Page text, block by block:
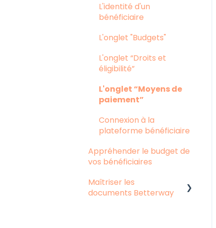
La sortie d'un
collaborateur
L'identité d'un
bénéficiaire
L'onglet "Budgets"
L'onglet “Droits et
éligibilité”
L'onglet “Moyens de
paiement”
Connexion à la
plateforme bénéficiaire
Appréhender le budget de
vos bénéficiaires
Maîtriser les
documents Betterway